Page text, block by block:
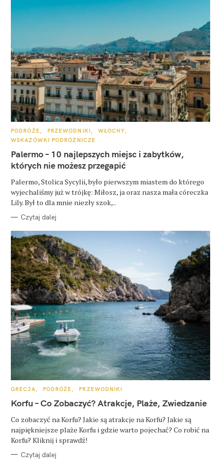
K
T
G
R
PODRÓŻE PRZEWODNIKI
WŁOCHY
WSKAZÓWKI PODRÓŻNICZE
Palermo – 10 najlepszych miejsc i zabytków,
których nie możesz przegapić
Palermo, Stolica Sycylii, było pierwszym miastem do którego
wyjechaliśmy już w trójkę: Miłosz, ja oraz nasza mała córeczka
Lily. Był to dla mnie niezły szok,..
Czytaj dalej
K
T
E
O
R
I
GRECJA PODRÓŻE PRZEWODNIKI
Korfu – Co Zobaczyć? Atrakcje, Plaże, Zwiedzanie
Co zobaczyć na Korfu? Jakie są atrakcje na Korfu? Jakie są
najpiękniejsze plaże Korfu i gdzie warto pojechać? Co robić na
Korfu? Kliknij i sprawdź!
Czytaj dalej